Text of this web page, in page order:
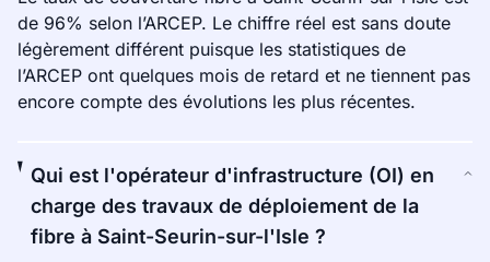
de 96% selon l’ARCEP. Le chiffre réel est sans doute
légèrement différent puisque les statistiques de
l’ARCEP ont quelques mois de retard et ne tiennent pas
encore compte des évolutions les plus récentes.
Qui est l'opérateur d'infrastructure (OI) en
charge des travaux de déploiement de la
fibre à Saint-Seurin-sur-l'Isle ?